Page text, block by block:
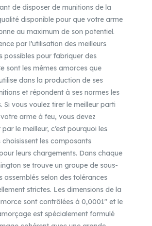
de disposer de munitions de la
disponible pour que votre arme
au maximum de son potentiel.
par l’utilisation des meilleurs
possibles pour fabriquer des
sont les mêmes amorces que
dans la production de ses
et répondent à ses normes les
Si vous voulez tirer le meilleur parti
arme à feu, vous devez
le meilleur, c’est pourquoi les
choisissent les composants
leurs chargements. Dans chaque
se trouve un groupe de sous-
assemblés selon des tolérances
strictes. Les dimensions de la
sont contrôlées à 0,0001″ et le
est spécialement formulé